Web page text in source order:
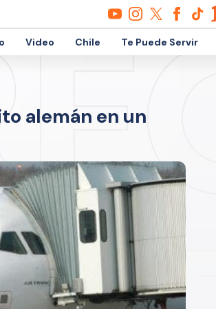
Video Chile Te Puede Servir
alemán en un